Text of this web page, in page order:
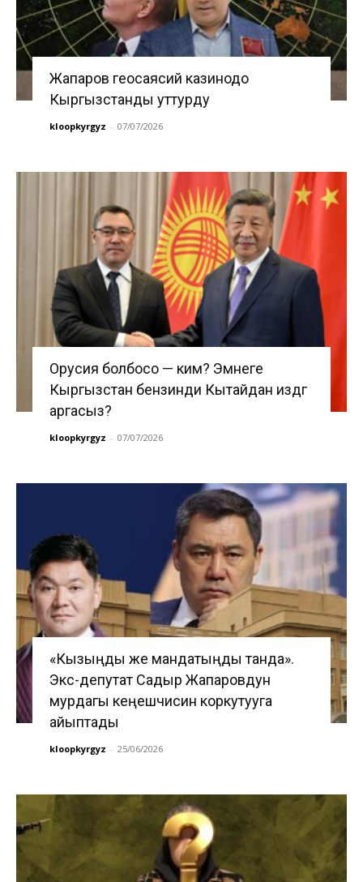
Жапаров геосаясий казинодо
Кыргызстанды уттурду
kloopkyrgyz - 07/07/2026
Орусия болбосо — ким? Эмнеге
Кыргызстан бензинди Кытайдан издөөгө
аргасыз?
kloopkyrgyz - 07/07/2026
«Кызыңды же мандатыңды танда».
Экс-депутат Садыр Жапаровдун
мурдагы кеңешчисин коркутууга
айыптады
kloopkyrgyz - 25/06/2026